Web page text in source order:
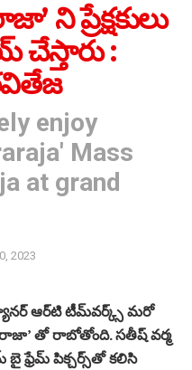
ని ప్రేక్షకులు
:
enjoy
Mass
at grand
2023
ఆర్‌టి టీమ్‌వర్క్స్ మరో
తో రాబోతోంది. సతీష్ వర్మ
బై ఫ్రేమ్ పిక్చర్స్‌తో కలిసి